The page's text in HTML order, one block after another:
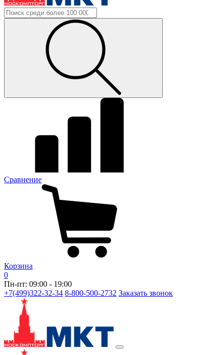
Сравнение
Корзина
0
Пн-пт: 09:00 - 19:00
+7(499)322-32-34 8-800-500-2732 Заказать звонок